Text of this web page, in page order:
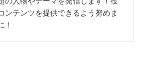
ンテンツを提供できるよう努めま
！